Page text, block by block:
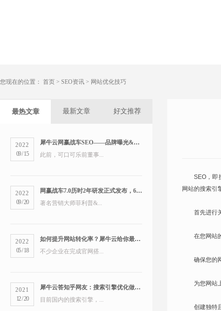
您现在的位置： 首页 > SEO资讯 > 网站优化技巧
最热文章 最新文章 好文推荐
2022
09/15
犀牛云网赢战车SEO——品牌曝光&精准营销双管齐下
此前，可口可乐前董事...
2022
09/20
网赢战车7.0历时2年研发正式发布，6大版本打造数字营销新物种
著名营销大师菲利普&...
2022
05/18
如何提升网站转化率？犀牛云给你最全的营销洞察
不少企业在完成官网搭...
2021
12/20
犀牛云答知乎网友：搜索引擎优化做得好的公司有哪些？
目前国内的搜索引擎，...
SEO，即
网站的搜索引
首先进行
在您网站
确保您的
为您网站
创建独特